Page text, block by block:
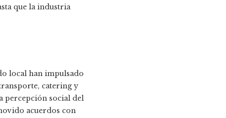
que la industria
local han impulsado
catering y
percepción social del
acuerdos con